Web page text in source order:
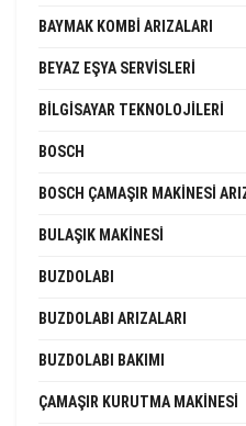
BAYMAK KOMBI ARIZALARI
BEYAZ EŞYA SERVISLERI
BILGISAYAR TEKNOLOJILERI
BOSCH
BOSCH ÇAMAŞIR MAKINESI
BULAŞIK MAKINESI
BUZDOLABI
BUZDOLABI ARIZALARI
BUZDOLABI BAKIMI
ÇAMAŞIR KURUTMA MAKINESI